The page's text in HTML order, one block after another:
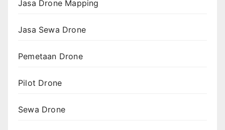
Jasa Drone Mapping
Jasa Sewa Drone
Pemetaan Drone
Pilot Drone
Sewa Drone